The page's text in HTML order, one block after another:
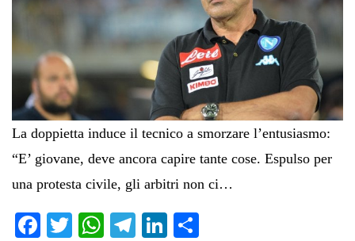
La doppietta induce il tecnico a smorzare l’entusiasmo:
“E’ giovane, deve ancora capire tante cose. Espulso per
una protesta civile, gli arbitri non ci…
Fa T
W
Te
Li